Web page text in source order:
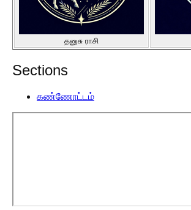
தனுசு ராசி
Sections
கண்ணோட்டம்